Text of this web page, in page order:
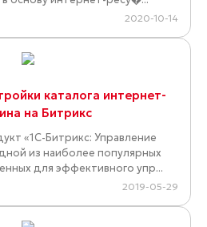
2020-10-14
каталога интернет-
на Битрикс
«1С-Битрикс: Управление
из наиболее популярных
для эффективного упр...
2019-05-29